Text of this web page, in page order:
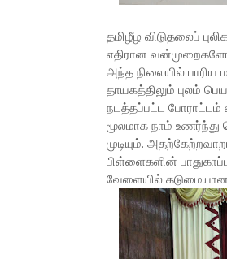
தமிழீழ விடுதலைப்
எதிரான
அந்த நிலையில் பாரிய
தாயகத்திலும் புலம்
நடத்தப்பட்ட போராட்டம்
மூலமாக நாம்
முடியும்.
பிள்ளைகளின்
வேளையில்